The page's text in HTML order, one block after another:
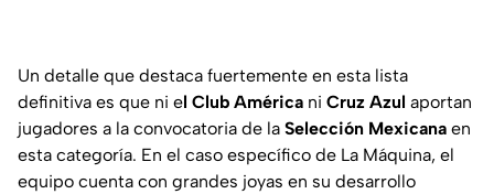
Un detalle que destaca fuertemente en esta lista
definitiva es que ni el Club América ni Cruz Azul aportan
jugadores a la convocatoria de la Selección Mexicana en
esta categoría. En el caso específico de La Máquina, el
equipo cuenta con grandes joyas en su desarrollo